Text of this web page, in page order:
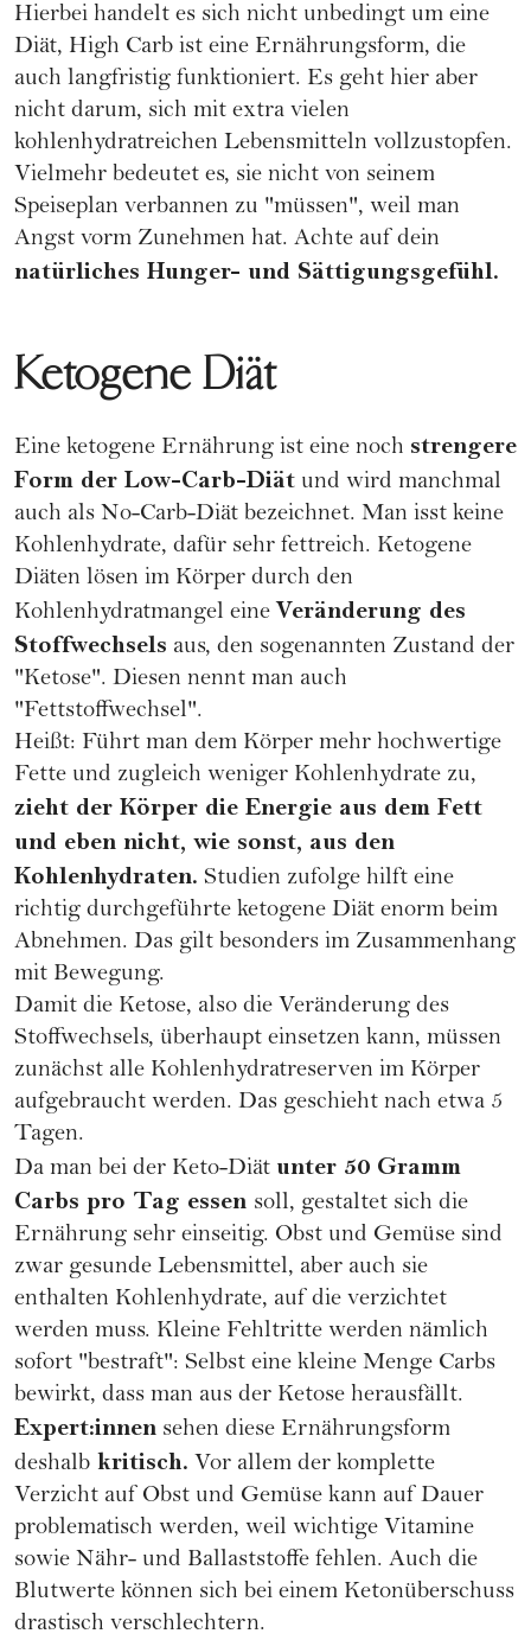
Hierbei handelt es sich nicht unbedingt um eine
Diät, High Carb ist eine Ernährungsform, die
auch langfristig funktioniert. Es geht hier aber
nicht darum, sich mit extra vielen
kohlenhydratreichen Lebensmitteln vollzustopfen.
Vielmehr bedeutet es, sie nicht von seinem
Speiseplan verbannen zu "müssen", weil man
Angst vorm Zunehmen hat. Achte auf dein
natürliches Hunger- und Sättigungsgefühl.
Ketogene Diät
Eine ketogene Ernährung ist eine noch strengere
Form der Low-Carb-Diät und wird manchmal
auch als No-Carb-Diät bezeichnet. Man isst keine
Kohlenhydrate, dafür sehr fettreich. Ketogene
Diäten lösen im Körper durch den
Kohlenhydratmangel eine Veränderung des
Stoffwechsels aus, den sogenannten Zustand der
"Ketose". Diesen nennt man auch
"Fettstoffwechsel".
Heißt: Führt man dem Körper mehr hochwertige
Fette und zugleich weniger Kohlenhydrate zu,
zieht der Körper die Energie aus dem Fett
und eben nicht, wie sonst, aus den
Kohlenhydraten. Studien zufolge hilft eine
richtig durchgeführte ketogene Diät enorm beim
Abnehmen. Das gilt besonders im Zusammenhang
mit Bewegung.
Damit die Ketose, also die Veränderung des
Stoffwechsels, überhaupt einsetzen kann, müssen
zunächst alle Kohlenhydratreserven im Körper
aufgebraucht werden. Das geschieht nach etwa 5
Tagen.
Da man bei der Keto-Diät unter 50 Gramm
Carbs pro Tag essen soll, gestaltet sich die
Ernährung sehr einseitig. Obst und Gemüse sind
zwar gesunde Lebensmittel, aber auch sie
enthalten Kohlenhydrate, auf die verzichtet
werden muss. Kleine Fehltritte werden nämlich
sofort "bestraft": Selbst eine kleine Menge Carbs
bewirkt, dass man aus der Ketose herausfällt.
Expert:innen sehen diese Ernährungsform
deshalb kritisch. Vor allem der komplette
Verzicht auf Obst und Gemüse kann auf Dauer
problematisch werden, weil wichtige Vitamine
sowie Nähr- und Ballaststoffe fehlen. Auch die
Blutwerte können sich bei einem Ketonüberschuss
drastisch verschlechtern.